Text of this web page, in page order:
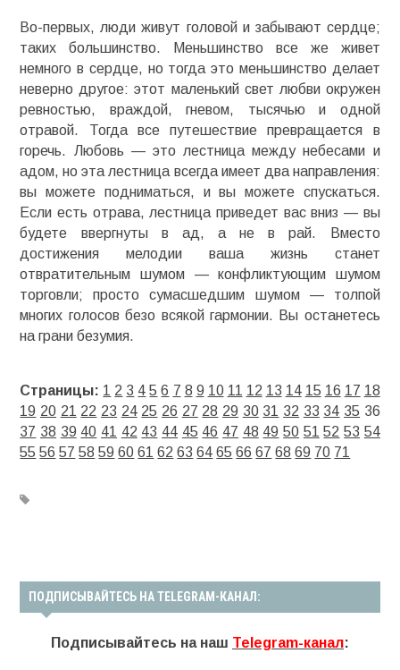
Во-первых, люди живут головой и забывают сердце;
таких большинство. Меньшинство все же живет
немного в сердце, но тогда это меньшинство делает
неверно другое: этот маленький свет любви окружен
ревностью, враждой, гневом, тысячью и одной
отравой. Тогда все путешествие превращается в
горечь. Любовь — это лестница между небесами и
адом, но эта лестница всегда имеет два направления:
вы можете подниматься, и вы можете спускаться.
Если есть отрава, лестница приведет вас вниз — вы
будете ввергнуты в ад, а не в рай. Вместо
достижения мелодии ваша жизнь станет
отвратительным шумом — конфликтующим шумом
торговли; просто сумасшедшим шумом — толпой
многих голосов безо всякой гармонии. Вы останетесь
на грани безумия.
Страницы: 1 2 3 4 5 6 7 8 9 10 11 12 13 14 15 16 17 18
19 20 21 22 23 24 25 26 27 28 29 30 31 32 33 34 35 36
37 38 39 40 41 42 43 44 45 46 47 48 49 50 51 52 53 54
55 56 57 58 59 60 61 62 63 64 65 66 67 68 69 70 71
ПОДПИСЫВАЙТЕСЬ НА TELEGRAM-КАНАЛ:
Подписывайтесь на наш Telegram-канал: